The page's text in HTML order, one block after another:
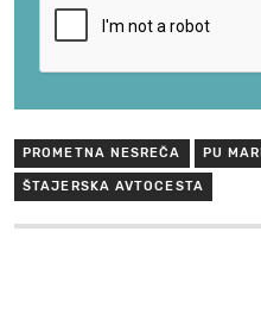
PROMETNA NESREČA PU
ŠTAJERSKA AVTOCESTA